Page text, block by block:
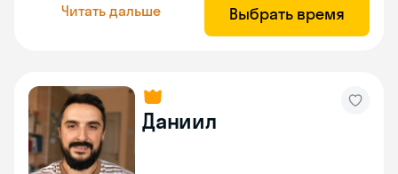
Читать дальше Выбрать время
Даниил